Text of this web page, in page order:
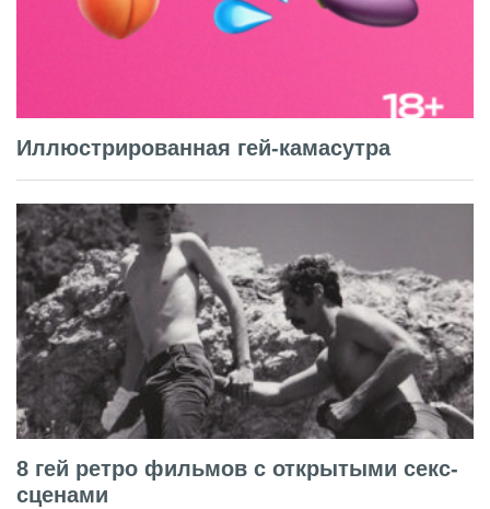
Иллюстрированная гей-камасутра
8 гей ретро фильмов с открытыми секс-
сценами